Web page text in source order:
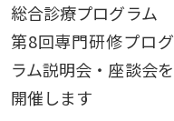
総合診療プログラム
第8回専門研修プログ
ラム説明会・座談会を
開催します